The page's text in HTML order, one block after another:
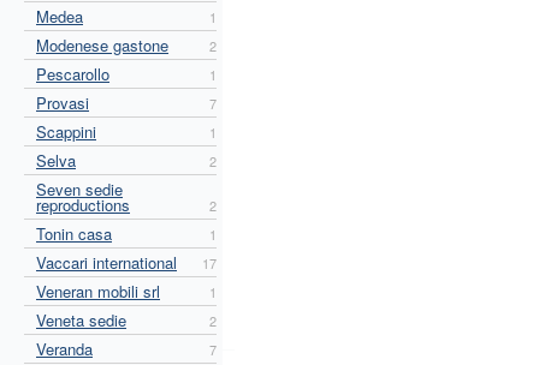
Medea 1
Modenese gastone 2
Pescarollo 1
Provasi 7
Scappini 1
Selva 2
Seven sedie
reproductions 2
Tonin casa 1
Vaccari international 17
Veneran mobili srl 1
Veneta sedie 2
Veranda 7